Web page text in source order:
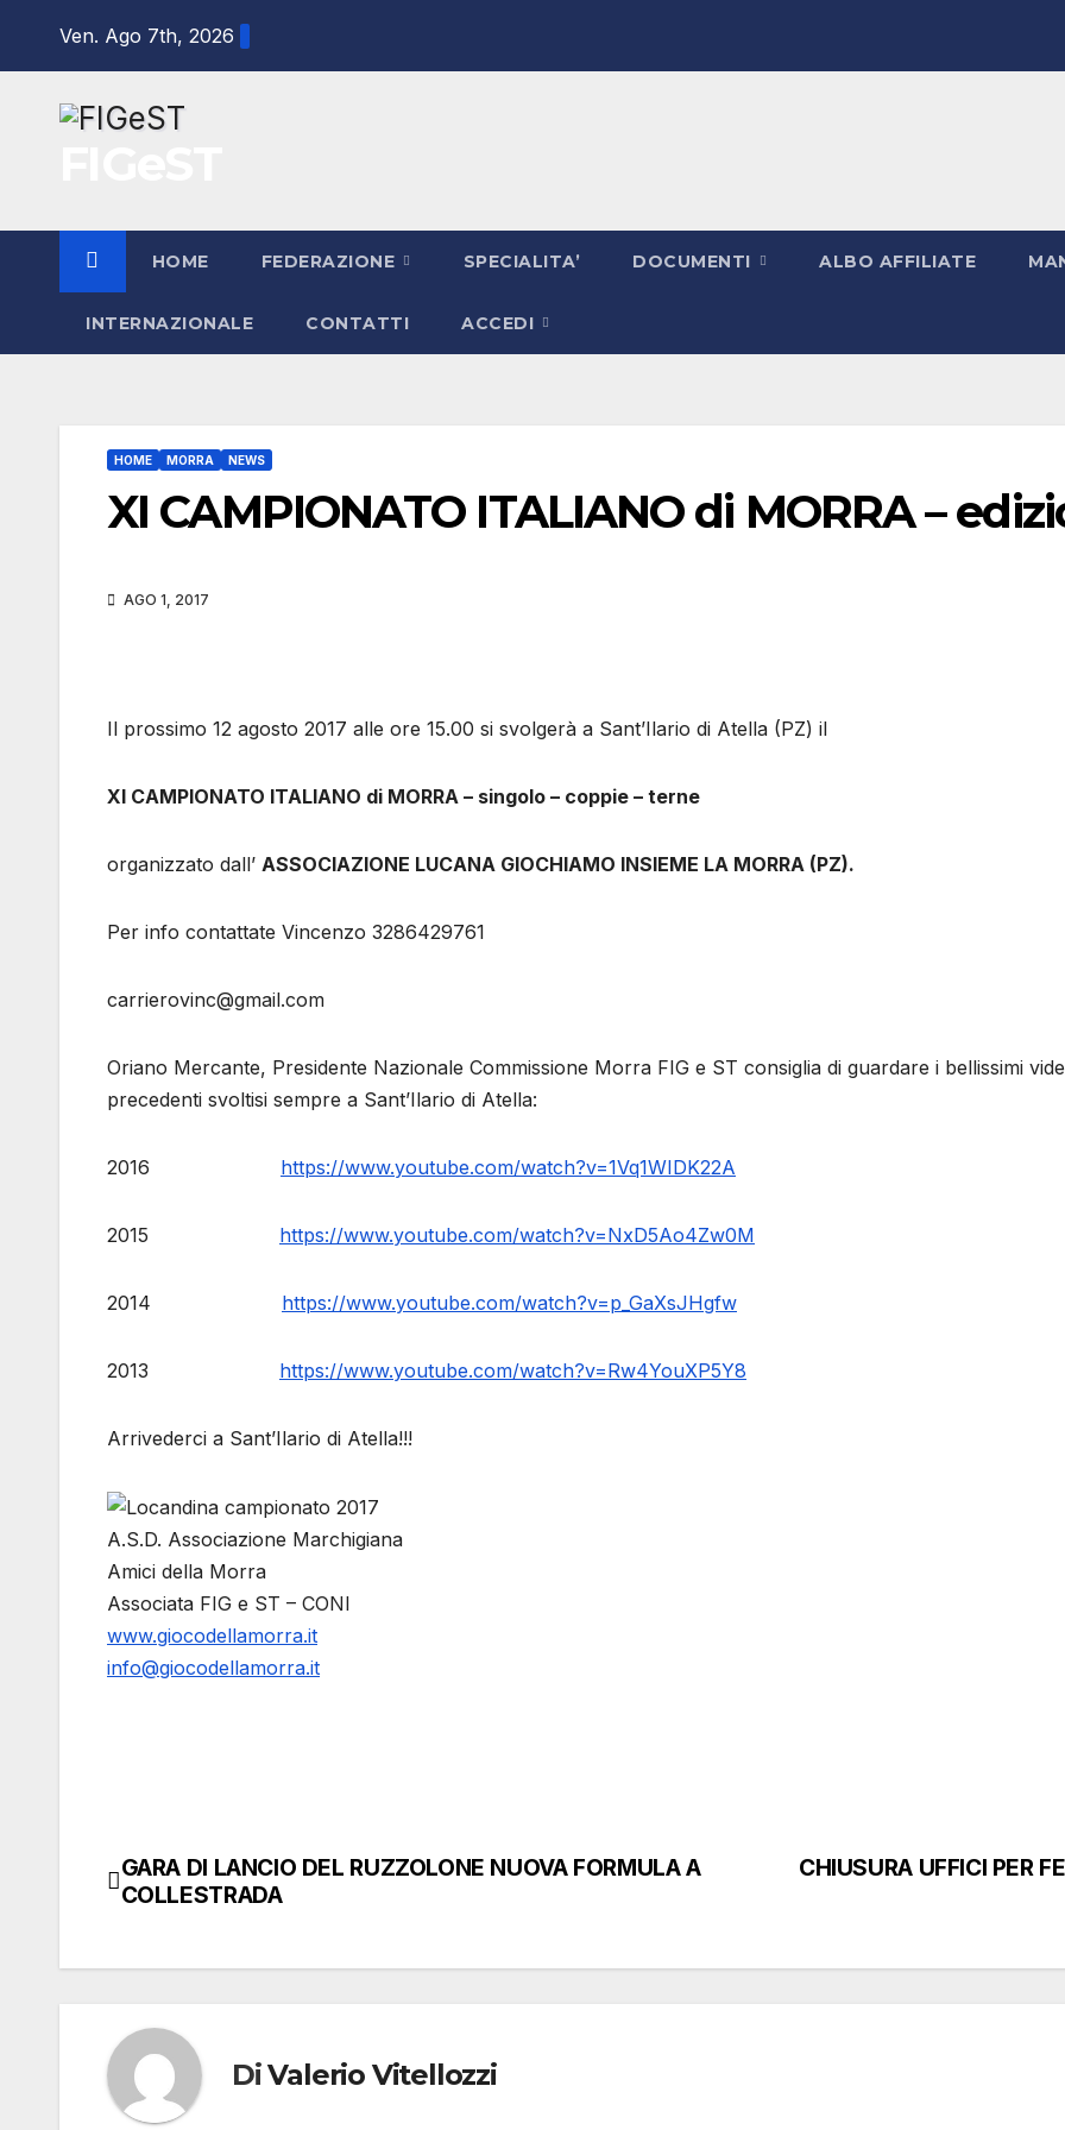
Ven. Ago 7th, 2026
HOME FEDERAZIONE SPECIALITA’ DOCUMENTI ALBO AFFILIATE
INTERNAZIONALE CONTATTI ACCEDI
HOME MORRA NEWS
XI CAMPIONATO ITALIANO di MORRA –
AGO 1, 2017
Il prossimo 12 agosto 2017 alle ore 15.00 si svolgerà a Sant’Ilario di Atella (PZ) il
XI CAMPIONATO ITALIANO di MORRA – singolo – coppie – terne
organizzato dall’ ASSOCIAZIONE LUCANA GIOCHIAMO INSIEME LA MORRA (PZ).
Per info contattate Vincenzo 3286429761
carrierovinc@gmail.com
Oriano Mercante, Presidente Nazionale Commissione Morra FIG e ST consiglia di guardare i bellissimi
precedenti svoltisi sempre a Sant’Ilario di Atella:
2016 https://www.youtube.com/watch?v=1Vq1WIDK22A
2015 https://www.youtube.com/watch?v=NxD5Ao4Zw0M
2014 https://www.youtube.com/watch?v=p_GaXsJHgfw
2013 https://www.youtube.com/watch?v=Rw4YouXP5Y8
Arrivederci a Sant’Ilario di Atella!!!
A.S.D. Associazione Marchigiana
Amici della Morra
Associata FIG e ST – CONI
www.giocodellamorra.it
info@giocodellamorra.it
Navigazione
CHIUSURA UFFICI PER
GARA DI LANCIO DEL RUZZOLONE NUOVA FORMULA A
COLLESTRADA
DiValerio Vitellozzi